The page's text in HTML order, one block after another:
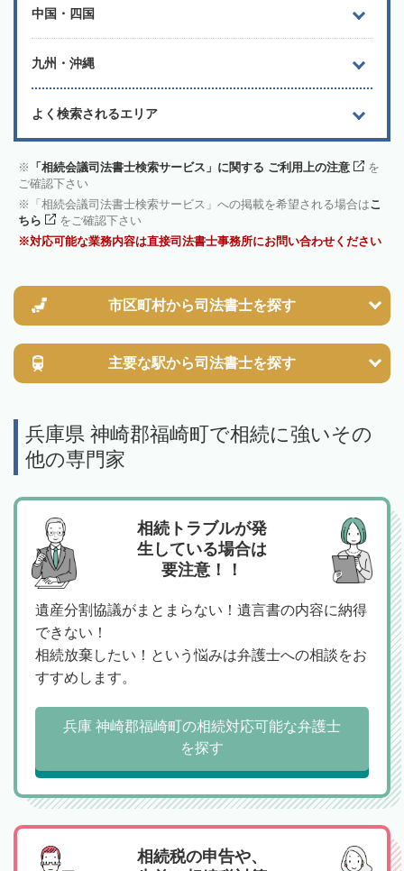
中国・四国
九州・沖縄
よく検索されるエリア
「相続会議司法書士検索サービス」に関する ご利用上の注意
を
ご確認下さい
「相続会議司法書士検索サービス」への掲載を希望される場合はこ
ちら
をご確認下さい
対応可能な業務内容は直接司法書士事務所にお問い合わせください
市区町村から司法書士を探す
主要な駅から司法書士を探す
兵庫県 神崎郡福崎町で相続に強いその
他の専門家
相続トラブルが発
生している場合は
要注意！！
遺産分割協議がまとまらない！遺言書の内容に納得
できない！
相続放棄したい！という悩みは弁護士への相談をお
すすめします。
兵庫 神崎郡福崎町の相続対応可能な弁護士
を探す
相続税の申告や、